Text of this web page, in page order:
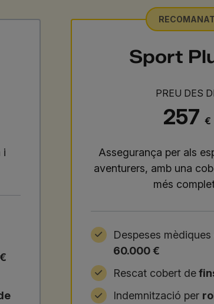
i
RECOMANAT
Sport
PREU DES
257 €
Assegurança per als
aventurers, amb una
més
Despeses mèdiques
60.000 €
Rescat cobert de
Indemnització per